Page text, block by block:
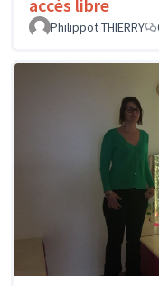
accès libre
Philippot THIERRY